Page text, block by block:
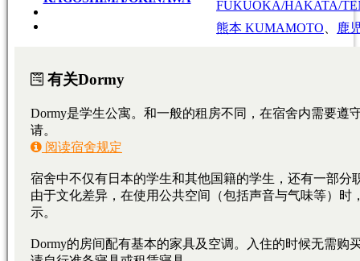
FUKUOKA/HAKATA/
熊本 KUMAMOTO 鹿
広島
HIGASHIHIROSHIMA/
大学・短期大学 专门学校
東京/神奈川/埼玉
東京料理大学（神楽板キャンパス）
東京/神奈川/埼玉
東京/神奈川/埼玉